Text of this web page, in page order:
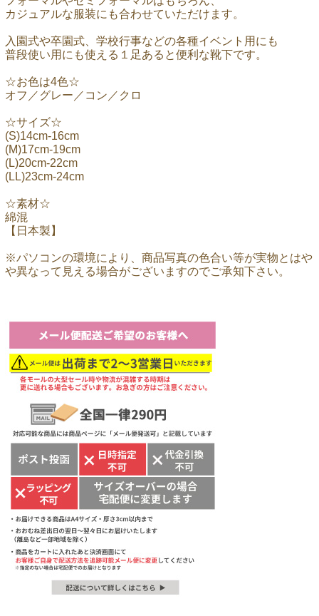
カジュアルな服装にも合わせていただけます。
入園式や卒園式、学校行事などの各種イベント用にも
普段使い用にも使える１足あると便利な靴下です。
☆お色は4色☆
オフ／グレー／コン／クロ
☆サイズ☆
(S)14cm-16cm
(M)17cm-19cm
(L)20cm-22cm
(LL)23cm-24cm
☆素材☆
綿混
【日本製】
※パソコンの環境により、商品写真の色合い等が実物とはや
や異なって見える場合がございますのでご承知下さい。